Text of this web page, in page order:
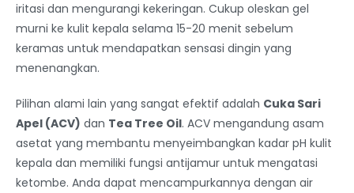
iritasi dan mengurangi kekeringan. Cukup oleskan gel
murni ke kulit kepala selama 15-20 menit sebelum
keramas untuk mendapatkan sensasi dingin yang
menenangkan.
Pilihan alami lain yang sangat efektif adalah Cuka Sari
Apel (ACV) dan Tea Tree Oil. ACV mengandung asam
asetat yang membantu menyeimbangkan kadar pH kulit
kepala dan memiliki fungsi antijamur untuk mengatasi
ketombe. Anda dapat mencampurkannya dengan air